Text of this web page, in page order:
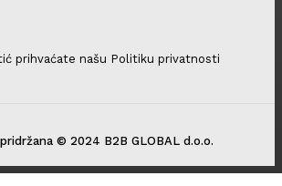
prihvaćate našu Politiku privatnosti
© 2024 B2B GLOBAL d.o.o.